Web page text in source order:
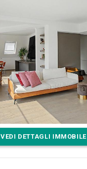
VEDI DETTAGLI IMMOBILE